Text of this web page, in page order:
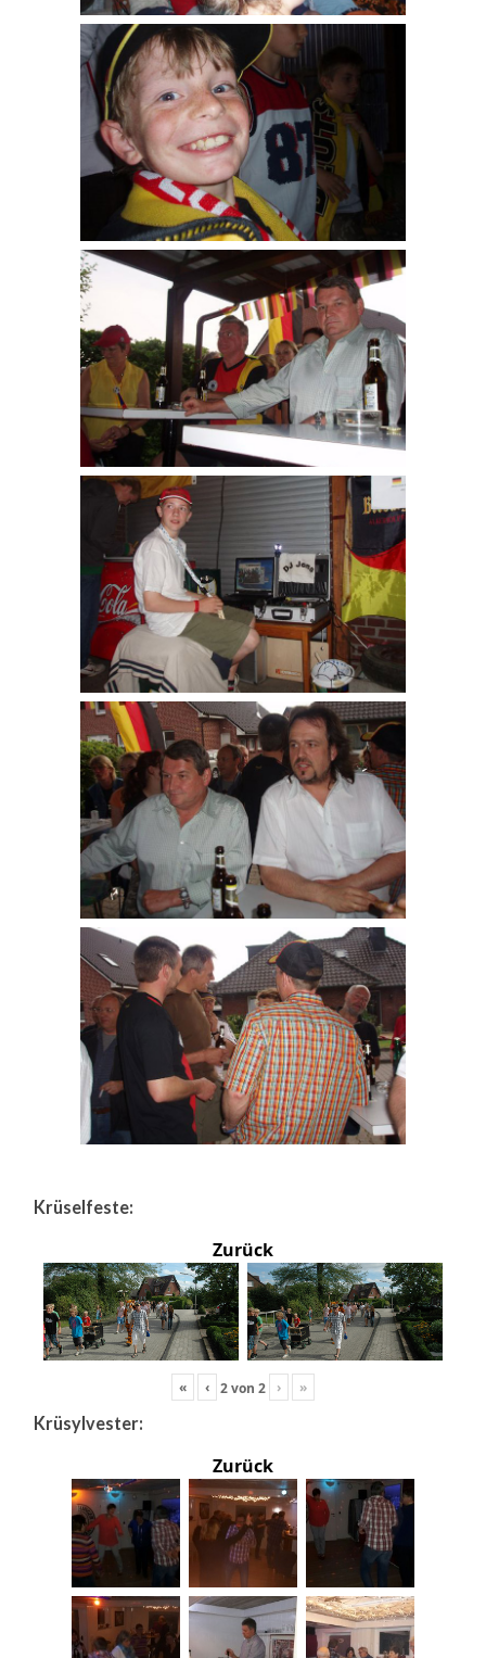
Krüselfeste:
Zurück
« ‹ 2von 2 › »
Krüsylvester:
Zurück